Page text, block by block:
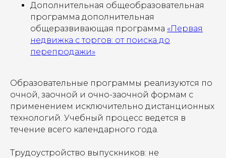
Дополнительная общеобразовательная
программа дополнительная
общеразвивающая программа «Первая
недвижка с торгов: от поиска до
перепродажи»
Образовательные программы реализуются по
очной, заочной и очно-заочной формам с
применением исключительно дистанционных
технологий. Учебный процесс ведется в
течение всего календарного года.
Трудоустройство выпускников: не